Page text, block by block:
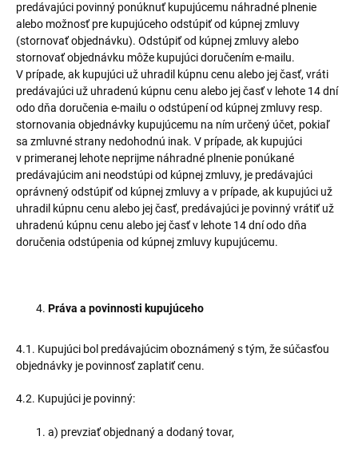
predávajúci povinný ponúknuť kupujúcemu náhradné plnenie
alebo možnosť pre kupujúceho odstúpiť od kúpnej zmluvy
(stornovať objednávku). Odstúpiť od kúpnej zmluvy alebo
stornovať objednávku môže kupujúci doručením e-mailu.
V prípade, ak kupujúci už uhradil kúpnu cenu alebo jej časť, vráti
predávajúci už uhradenú kúpnu cenu alebo jej časť v lehote 14 dní
odo dňa doručenia e-mailu o odstúpení od kúpnej zmluvy resp.
stornovania objednávky kupujúcemu na ním určený účet, pokiaľ
sa zmluvné strany nedohodnú inak. V prípade, ak kupujúci
v primeranej lehote neprijme náhradné plnenie ponúkané
predávajúcim ani neodstúpi od kúpnej zmluvy, je predávajúci
oprávnený odstúpiť od kúpnej zmluvy a v prípade, ak kupujúci už
uhradil kúpnu cenu alebo jej časť, predávajúci je povinný vrátiť už
uhradenú kúpnu cenu alebo jej časť v lehote 14 dní odo dňa
doručenia odstúpenia od kúpnej zmluvy kupujúcemu.
Práva a povinnosti kupujúceho
4.1. Kupujúci bol predávajúcim oboznámený s tým, že súčasťou
objednávky je povinnosť zaplatiť cenu.
4.2. Kupujúci je povinný:
a) prevziať objednaný a dodaný tovar,